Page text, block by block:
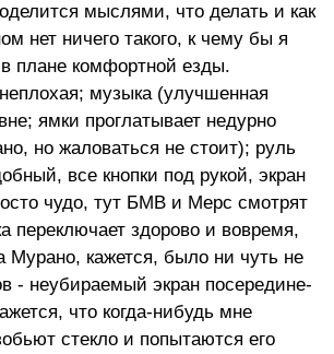
мыслями, что делать и как
нет ничего такого, к чему бы я
плане комфортной езды.
музыка (улучшенная
ямки проглатывает недурно
но жаловаться не стоит); руль
все кнопки под рукой, экран
чудо, тут БМВ и Мерс смотрят
переключает здорово и вовремя,
Мурано, кажется, было ни чуть не
- неубираемый экран посередине-
что когда-нибудь мне
стекло и попытаются его